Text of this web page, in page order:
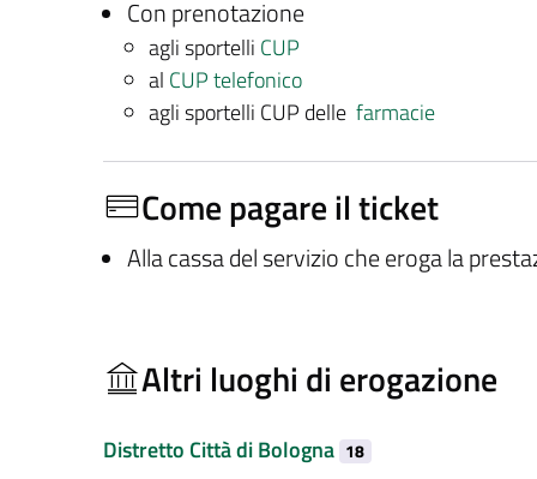
Con prenotazione
agli sportelli CUP
al CUP telefonico
agli sportelli CUP delle farmacie
Come pagare il ticket
Alla cassa del servizio che eroga la
Altri luoghi di erogazione
Distretto Città di Bologna 18